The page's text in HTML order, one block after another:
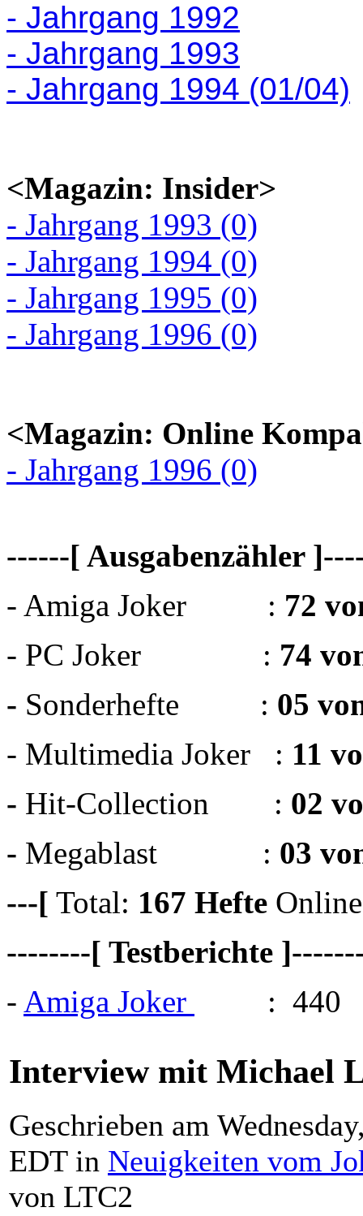
- Jahrgang 1992
- Jahrgang 1993
- Jahrgang 1994 (01/04)
<Magazin: Insider>
- Jahrgang 1993 (0)
- Jahrgang 1994 (0)
- Jahrgang 1995 (0)
- Jahrgang 1996 (0)
<Magazin: Online
- Jahrgang 1996 (0)
------[ Ausgabenzähler
- Amiga Joker : 72
- PC Joker : 74
- Sonderhefte : 05
- Multimedia Joker : 11
- Hit-Collection : 02
- Megablast : 03
---[ Total: 167 Hefte Online
--------[ Testberichte
- Amiga Joker : 440
Interview mit Michael
Geschrieben am
EDT in Neuigkeiten vom
von LTC2